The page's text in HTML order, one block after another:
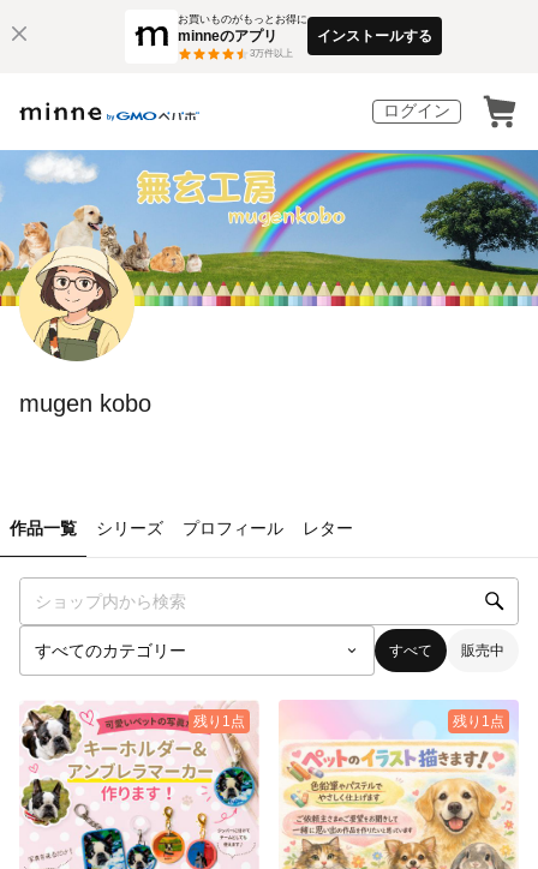
お買いものがもっとお得に
minneのアプリ
3万件以上
インストールする
ログイン
mugen kobo
作品一覧 シリーズ プロフィール レター
すべて 販売中
残り1点 残り1点